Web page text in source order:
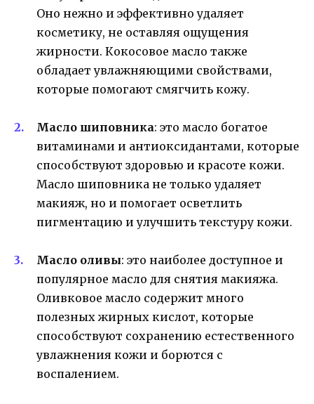
Оно нежно и эффективно удаляет
косметику, не оставляя ощущения
жирности. Кокосовое масло также
обладает увлажняющими свойствами,
которые помогают смягчить кожу.
Масло шиповника: это масло богатое
витаминами и антиоксидантами, которые
способствуют здоровью и красоте кожи.
Масло шиповника не только удаляет
макияж, но и помогает осветлить
пигментацию и улучшить текстуру кожи.
Масло оливы: это наиболее доступное и
популярное масло для снятия макияжа.
Оливковое масло содержит много
полезных жирных кислот, которые
способствуют сохранению естественного
увлажнения кожи и борются с
воспалением.